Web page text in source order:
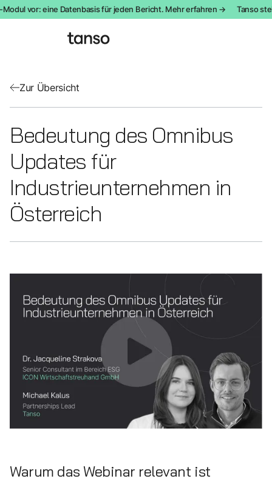
Modul vor: eine Datenbasis für jeden Bericht. Mehr erfahren → Tanso
Zur Übersicht
Bedeutung des Omnibus
Updates für
Industrieunternehmen in
Österreich
Warum das Webinar relevant ist